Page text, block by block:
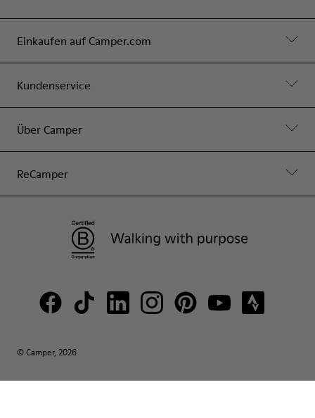
Einkaufen auf Camper.com
Kundenservice
Über Camper
ReCamper
© Camper, 2026